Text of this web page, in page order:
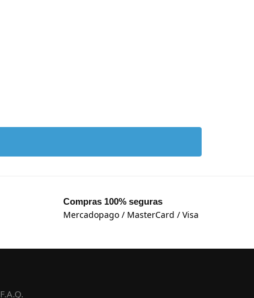
Compras 100% seguras
Mercadopago / MasterCard / Visa
F.A.Q.